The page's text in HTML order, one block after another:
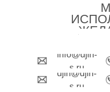
info@djin-
s.ru
djin@djin-
s.ru